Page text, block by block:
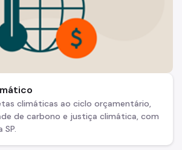
climáticas ao ciclo orçamentário,
de carbono e justiça climática, com
SP.